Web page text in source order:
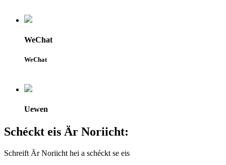
WeChat
WeChat
Uewen
Schéckt eis Är Noriicht:
Schreift Är Noriicht hei a schéckt se eis